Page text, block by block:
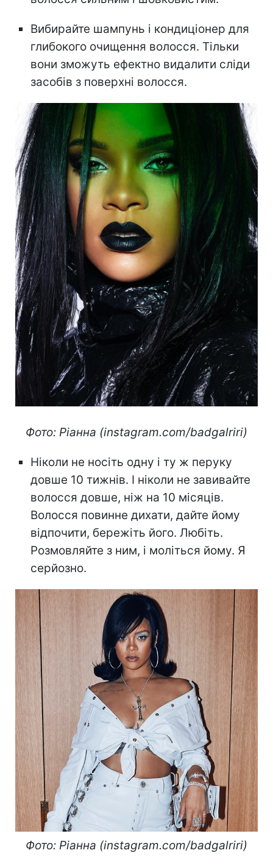
Вибирайте шампунь і кондиціонер для
глибокого очищення волосся. Тільки
вони зможуть ефектно видалити сліди
засобів з поверхні волосся.
Фото: Ріанна (instagram.com/badgalriri)
Ніколи не носіть одну і ту ж перуку
довше 10 тижнів. І ніколи не завивайте
волосся довше, ніж на 10 місяців.
Волосся повинне дихати, дайте йому
відпочити, бережіть його. Любіть.
Розмовляйте з ним, і моліться йому. Я
серйозно.
Фото: Ріанна (instagram.com/badgalriri)